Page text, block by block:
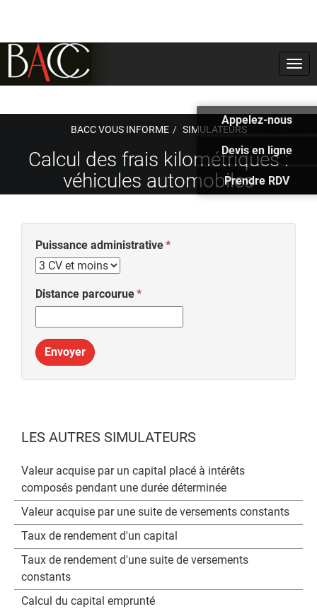
BACC VOUS INFORME SIMULATEURS
Appelez-nous
Devis en ligne
Prendre RDV
Calcul des frais kilométriques :
véhicules automobiles
Puissance administrative
Distance parcourue
Envoyer
LES AUTRES SIMULATEURS
Valeur acquise par un capital placé à intérêts
composés pendant une durée déterminée
Valeur acquise par une suite de versements constants
Taux de rendement d'un capital
Taux de rendement d'une suite de versements
constants
Calcul du capital emprunté